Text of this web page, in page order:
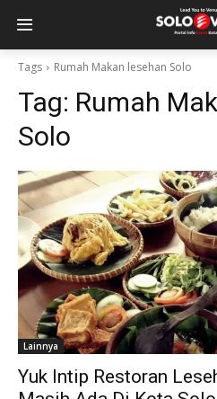
Tags Rumah Makan lesehan Solo
Tag: Rumah
Solo
Lainnya
Yuk Intip Restoran